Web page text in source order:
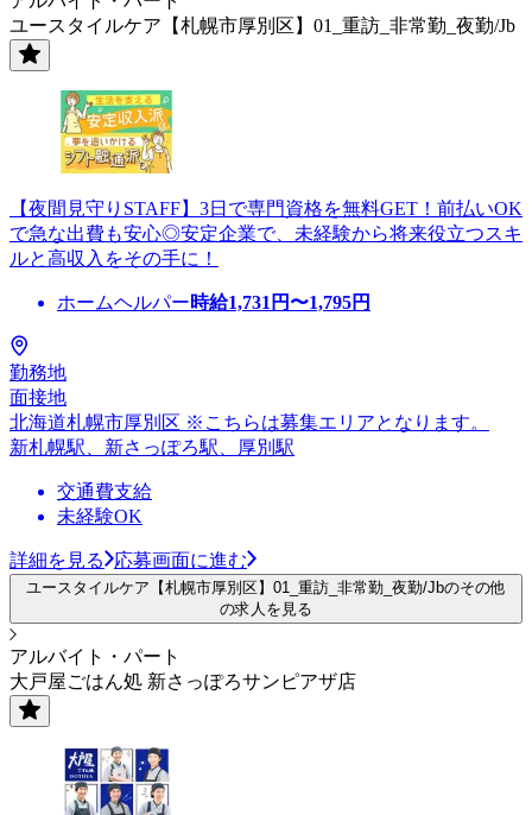
ユースタイルケア【札幌市厚別区】01_重訪_非常勤_夜勤/Jb
【夜間見守りSTAFF】3日で専門資格を無料GET！前払いOK
で急な出費も安心◎安定企業で、未経験から将来役立つスキ
ルと高収入をその手に！
ホームヘルパー時給1,731 円〜1,795円
勤務地
面接地
北海道札幌市厚別区 ※こちらは募集エリアとなります。
新札幌駅、新さっぽろ駅、厚別駅
交通費支給
未経験OK
詳細を見る 応募画面に進む
ユースタイルケア【札幌市厚別区】01_重訪_非常勤_夜勤/Jbのその他
の求人を見る
アルバイト・パート
大戸屋ごはん処 新さっぽろサンピアザ店